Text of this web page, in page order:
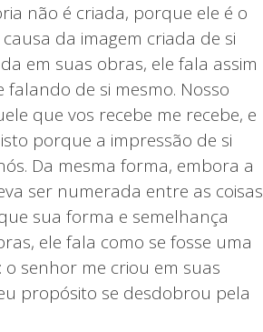
não é criada, porque ele é o
da imagem criada de si
em suas obras, ele fala assim
falando de si mesmo. Nosso
que vos recebe me recebe, e
porque a impressão de si
Da mesma forma, embora a
ser numerada entre as coisas
sua forma e semelhança
ele fala como se fosse uma
o senhor me criou em suas
propósito se desdobrou pela